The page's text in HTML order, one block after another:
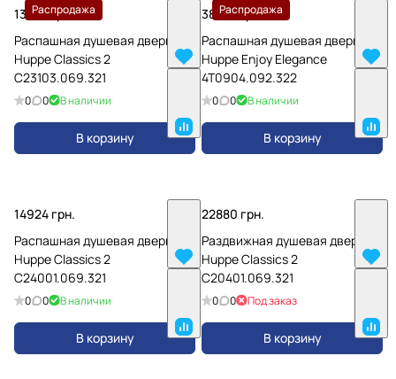
Распродажа
13780 грн.
Распашная душевая дверь
Huppe Classics 2
C23103.069.321
0 0 В наличии
В корзину
Распродажа
38379 грн.
Распашная душевая дверь
Huppe Enjoy Elegance
4T0904.092.322
0 0 В наличии
В корзину
14924 грн.
Распашная душевая дверь
Huppe Classics 2
C24001.069.321
0 0 В наличии
В корзину
22880 грн.
Раздвижная душевая дверь
Huppe Classics 2
C20401.069.321
0 0 Под заказ
В корзину